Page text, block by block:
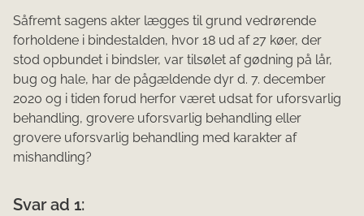
Såfremt sagens akter lægges til grund vedrørende
forholdene i bindestalden, hvor 18 ud af 27 køer, der
stod opbundet i bindsler, var tilsølet af gødning på lår,
bug og hale, har de pågældende dyr d. 7. december
2020 og i tiden forud herfor været udsat for uforsvarlig
behandling, grovere uforsvarlig behandling eller
grovere uforsvarlig behandling med karakter af
mishandling?
Svar ad 1: